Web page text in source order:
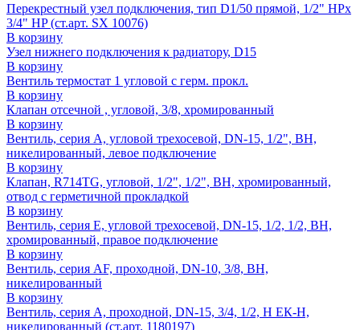
Перекрестный узел подключения, тип D1/50 прямой, 1/2" НРх
3/4" HP (ст.арт. SX 10076)
В корзину
Узел нижнего подключения к радиатору, D15
В корзину
Вентиль термостат 1 угловой с герм. прокл.
В корзину
Клапан отсечной , угловой, 3/8, хромированный
В корзину
Вентиль, серия A, угловой трехосевой, DN-15, 1/2", ВН,
никелированный, левое подключение
В корзину
Клапан, R714TG, угловой, 1/2", 1/2", ВН, хромированный,
отвод с герметичной прокладкой
В корзину
Вентиль, серия E, угловой трехосевой, DN-15, 1/2, 1/2, ВН,
хромированный, правое подключение
В корзину
Вентиль, серия AF, проходной, DN-10, 3/8, ВН,
никелированный
В корзину
Вентиль, серия A, проходной, DN-15, 3/4, 1/2, Н ЕК-Н,
никелированный (ст.арт. 1180197)